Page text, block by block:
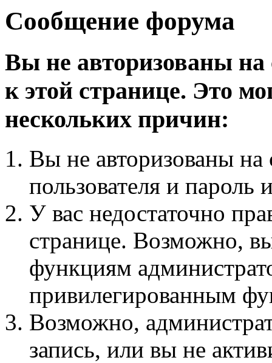
Сообщение форума
Вы не авторизованы на
к этой странице. Это
нескольких причин:
Вы не авторизованы на
пользователя и пароль
У вас недостаточно
странице. Возможно,
функциям
привилегированным
Возможно,
запись, или вы не